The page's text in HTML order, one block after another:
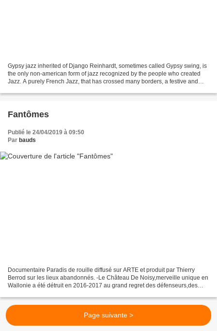
Gypsy jazz inherited of Django Reinhardt, sometimes called Gypsy swing, is
the only non-american form of jazz recognized by the people who created
Jazz. A purely French Jazz, that has crossed many borders, a festive and
Fantômes
Publié le 24/04/2019 à 09:50
Par bauds
Documentaire Paradis de rouille diffusé sur ARTE et produit par Thierry
Berrod sur les lieux abandonnés. -Le Château De Noisy,merveille unique en
Wallonie a été détruit en 2016-2017 au grand regret des défenseurs,des
Page suivante >